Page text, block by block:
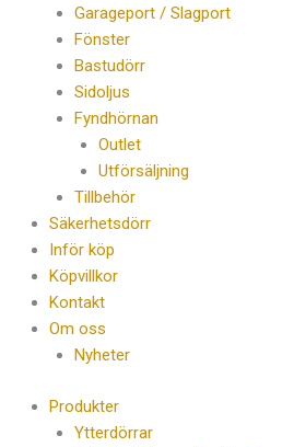
Garageport / Slagport
Fönster
Bastudörr
Sidoljus
Fyndhörnan
Outlet
Utförsäljning
Tillbehör
Säkerhetsdörr
Inför köp
Köpvillkor
Kontakt
Om oss
Nyheter
Produkter
Ytterdörrar